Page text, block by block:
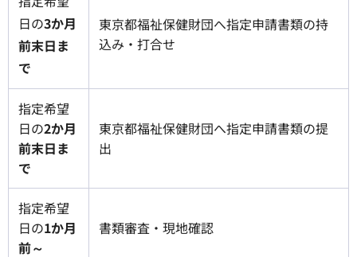
日の3か月
前末日ま
で
東京都福祉保健財団へ指定申請書類の持
込み・打合せ
指定希望
日の2か月
前末日ま
で
東京都福祉保健財団へ指定申請書類の提
出
指定希望
日の1か月
前～
書類審査・現地確認